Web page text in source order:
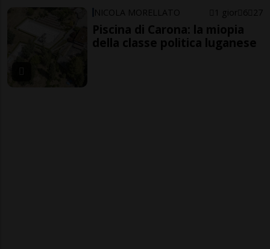
NICOLA MORELLATO 1 gior 6 27
Piscina di Carona: la miopia
della classe politica luganese